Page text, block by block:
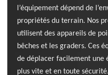
l’équipement dépend de
propriétés du terrain. Nos
utilisent des appareils de
bêches et les graders. Ces
de déplacer facilement une
plus vite et en toute sécurité.